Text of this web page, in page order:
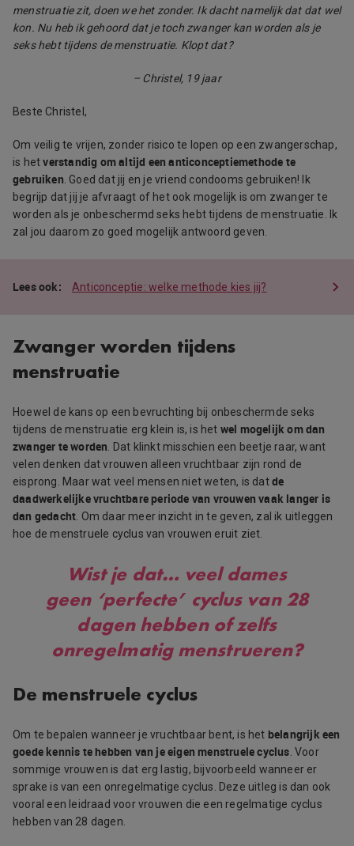
menstruatie zit, doen we het zonder. Ik dacht namelijk dat dat wel
kon. Nu heb ik gehoord dat je toch zwanger kan worden als je
seks hebt tijdens de menstruatie. Klopt dat?
– Christel, 19 jaar
Beste Christel,
Om veilig te vrijen, zonder risico te lopen op een zwangerschap,
is hetverstandig om altijd een anticonceptiemethode te
gebruiken . Goed dat jij en je vriend condooms gebruiken! Ik
begrijp dat jij je afvraagt of het ook mogelijk is om zwanger te
worden als je onbeschermd seks hebt tijdens de menstruatie. Ik
zal jou daarom zo goed mogelijk antwoord geven.
Anticonceptie: welke methode kies jij?
Zwanger worden tijdens
menstruatie
Hoewel de kans op een bevruchting bij onbeschermde seks
tijdens de menstruatie erg klein is, is het wel mogelijk om dan
zwanger te worden . Dat klinkt misschien een beetje raar, want
velen denken dat vrouwen alleen vruchtbaar zijn rond de
eisprong. Maar wat veel mensen niet weten, is datde
daadwerkelijke vruchtbare periode van vrouwen vaak langer is
dan gedacht . Om daar meer inzicht in te geven, zal ik uitleggen
hoe de menstruele cyclus van vrouwen eruit ziet.
Wist je dat… veel dames
geen ‘perfecte’ cyclus van 28
dagen hebben of zelfs
onregelmatig menstrueren?
De menstruele cyclus
Om te bepalen wanneer je vruchtbaar bent, is het belangrijk een
goede kennis te hebben van je eigen menstruele cyclus . Voor
sommige vrouwen is dat erg lastig, bijvoorbeeld wanneer er
sprake is van een onregelmatige cyclus. Deze uitleg is dan ook
vooral een leidraad voor vrouwen die een regelmatige cyclus
hebben van 28 dagen.